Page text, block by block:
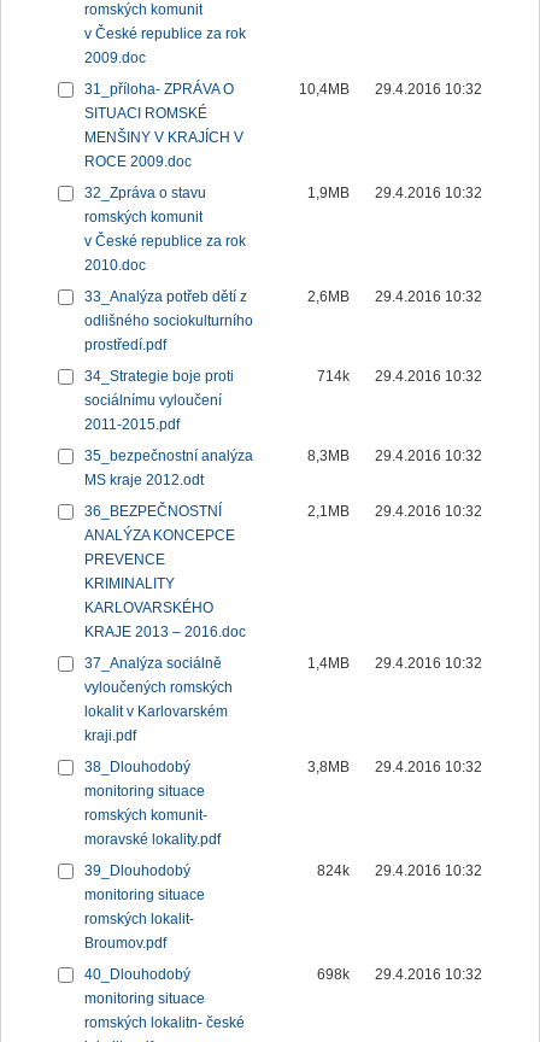
romských komunit
v České republice za rok
2009.doc
31_příloha- ZPRÁVA O
SITUACI ROMSKÉ
MENŠINY V KRAJÍCH V
ROCE 2009.doc
10,4MB 29.4.2016 10:32
32_Zpráva o stavu
romských komunit
v České republice za rok
2010.doc
1,9MB 29.4.2016 10:32
33_Analýza potřeb dětí z
odlišného sociokulturního
prostředí.pdf
2,6MB 29.4.2016 10:32
34_Strategie boje proti
sociálnímu vyloučení
2011-2015.pdf
714k 29.4.2016 10:32
35_bezpečnostní analýza
MS kraje 2012.odt
8,3MB 29.4.2016 10:32
36_BEZPEČNOSTNÍ
ANALÝZA KONCEPCE
PREVENCE
KRIMINALITY
KARLOVARSKÉHO
KRAJE 2013 – 2016.doc
2,1MB 29.4.2016 10:32
37_Analýza sociálně
vyloučených romských
lokalit v Karlovarském
kraji.pdf
1,4MB 29.4.2016 10:32
38_Dlouhodobý
monitoring situace
romských komunit-
moravské lokality.pdf
3,8MB 29.4.2016 10:32
39_Dlouhodobý
monitoring situace
romských lokalit-
Broumov.pdf
824k 29.4.2016 10:32
40_Dlouhodobý
monitoring situace
romských lokalitn- české
698k 29.4.2016 10:32